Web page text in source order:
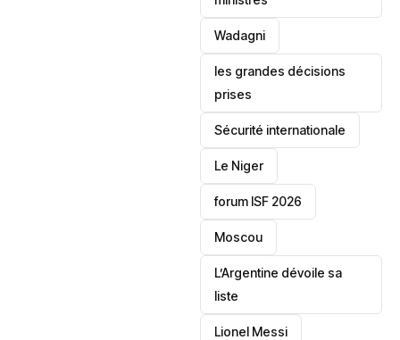
Wadagni
les grandes décisions
prises
‎Sécurité internationale
Le Niger
forum ISF 2026
Moscou
L’Argentine dévoile sa
liste
Lionel Messi